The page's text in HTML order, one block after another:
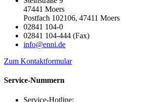
47441 Moers
Postfach 102106, 47411 Moers
02841 104-0
02841 104-444 (Fax)
info@enni.de
Zum Kontaktformular
Service-Nummern
Service-Hotline: